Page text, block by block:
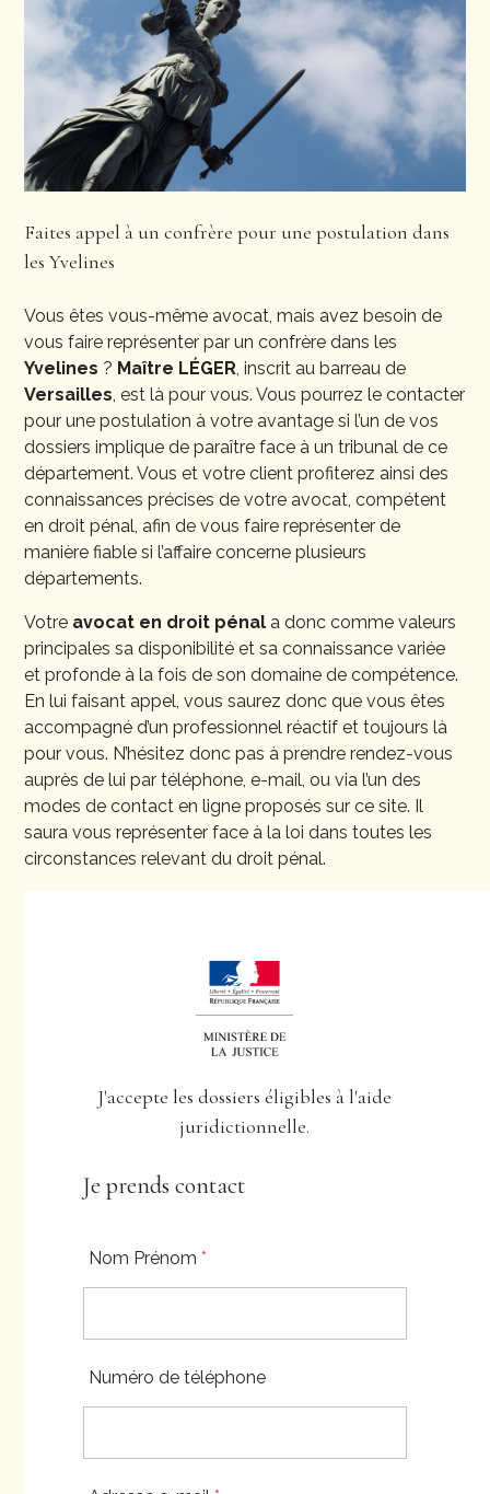
Faites appel à un confrère pour une postulation dans
les Yvelines
Vous êtes vous-même avocat, mais avez besoin de
vous faire représenter par un confrère dans les
Yvelines ? Maître LÉGER, inscrit au barreau de
Versailles, est là pour vous. Vous pourrez le contacter
pour une postulation à votre avantage si l’un de vos
dossiers implique de paraître face à un tribunal de ce
département. Vous et votre client profiterez ainsi des
connaissances précises de votre avocat, compétent
en droit pénal, afin de vous faire représenter de
manière fiable si l’affaire concerne plusieurs
départements.
Votre avocat en droit pénal a donc comme valeurs
principales sa disponibilité et sa connaissance variée
et profonde à la fois de son domaine de compétence.
En lui faisant appel, vous saurez donc que vous êtes
accompagné d’un professionnel réactif et toujours là
pour vous. N’hésitez donc pas à prendre rendez-vous
auprès de lui par téléphone, e-mail, ou via l’un des
modes de contact en ligne proposés sur ce site. Il
saura vous représenter face à la loi dans toutes les
circonstances relevant du droit pénal.
J'accepte les dossiers éligibles à l'aide
juridictionnelle.
Je prends contact
Nom Prénom *
Numéro de téléphone